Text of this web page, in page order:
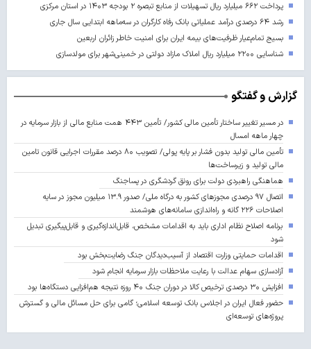
پرداخت ۶۶۲ میلیارد ریال تسهیلات از منابع تبصره ۲ بودجه ۱۴۰۳ در استان مرکزی
رشد ۶۴ درصدی درآمد عملیاتی بانک رفاه کارگران در سه‌ماهه ابتدایی سال جاری
بسیج تمام‌عیار ظرفیت‌های بیمه ایران برای امنیت خاطر زائران اربعین
شناسایی ۲۲۰۰ میلیارد ریال املاک مازاد دولتی در خمینی‌شهر برای مولدسازی
گزارش و گفتگو
در مسیر تغییر ساختار تأمین مالی کشور/ تأمین ۴۴۳ همت منابع مالی از بازار سرمایه در
چهار ماهه امسال
تأمین مالی تولید بدون فشار بر پایه پولی/ تصویب ۸۰ درصد مقررات اجرایی قانون تامین
مالی تولید و زیرساخت‌ها
هماهنگی راهبردی دولت برای رونق گردشگری در پساجنگ
اتصال ۹۷ درصدی مجوزهای کشور به درگاه ملی/ صدور ۱۳.۹ میلیون مجوز در سایه
اصلاحات ۲۲۶ گانه و راه‌اندازی سامانه‌های هوشمند
برنامه اصلاح نظام اداری باید به اقدامات مشخص، قابل‌اندازه‌گیری و قابل‌پیگیری تبدیل
شود
اقدامات حمایتی وزارت اقتصاد از آسیب‌دیدگان جنگ رضایت‌بخش بود
آزادسازی سهام عدالت با رعایت ملاحظات بازار سرمایه انجام شود
افزایش ۳۰ درصدی ترخیص کالا در دوران جنگ ۴۰ روزه نتیجه هم‌افزایی دستگاه‌ها بود
حضور فعال ایران در اجلاس بانک توسعه اسلامی؛ گامی برای حل مسائل مالی و گسترش
پروژه‌های توسعه‌ای